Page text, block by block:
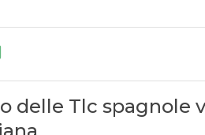
delle Tlc spagnole